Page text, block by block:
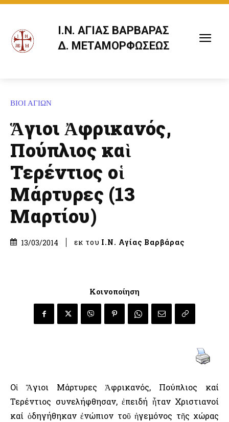
Ι.Ν. ΑΓΙΑΣ ΒΑΡΒΑΡΑΣ
Δ. ΜΕΤΑΜΟΡΦΩΣΕΩΣ
ΒΙΟΙ ΑΓΙΩΝ
Ἅγιοι Ἀφρικανός,
Πούπλιος καὶ
Τερέντιος οἱ
Μάρτυρες (13
Μαρτίου)
13/03/2014 εκ του Ι.Ν. Αγίας Βαρβάρας
Κοινοποίηση
Οἱ Ἅγιοι Μάρτυρες Ἀφρικανός, Πούπλιος καί
Τερέντιος συνελήφθησαν, ἐπειδή ἦταν Χριστιανοί
καί ὁδηγήθηκαν ἐνώπιον τοῦ ἡγεμόνος τῆς χώρας